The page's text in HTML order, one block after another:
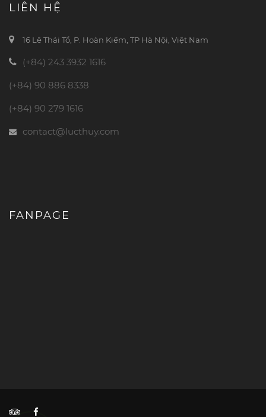
LIÊN HỆ
16 Lê Thái Tổ, P. Hoàn Kiếm, TP Hà Nội, Việt Nam
(+84) 243 3932 1616
(+84) 90 886 8338
(+84) 90 279 1616
contact@lucthuy.com
FANPAGE